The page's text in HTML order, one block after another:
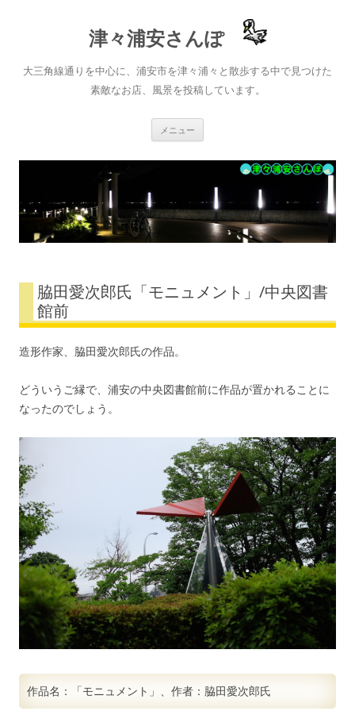
津々浦安さんぽ
大三角線通りを中心に、浦安市を津々浦々と散歩する中で見つけた
素敵なお店、風景を投稿しています。
メニュー
ン
ス
キ
ッ
プ
脇田愛次郎氏「モニュメント」/中央図書
館前
造形作家、脇田愛次郎氏の作品。
どういうご縁で、浦安の中央図書館前に作品が置かれることに
なったのでしょう。
作品名：「モニュメント」、作者：脇田愛次郎氏